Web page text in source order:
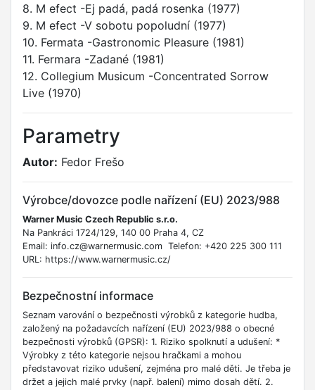
8. M efect -Ej padá, padá rosenka (1977)
9. M efect -V sobotu popoludní (1977)
10. Fermata -Gastronomic Pleasure (1981)
11. Fermara -Zadané (1981)
12. Collegium Musicum -Concentrated Sorrow
Live (1970)
Parametry
Autor: Fedor Frešo
Výrobce/dovozce podle nařízení (EU) 2023/988
Warner Music Czech Republic s.r.o.
Na Pankráci 1724/129, 140 00 Praha 4, CZ
Email: info.cz@warnermusic.com Telefon: +420 225 300 111
URL: https://www.warnermusic.cz/
Bezpečnostní informace
Seznam varování o bezpečnosti výrobků z kategorie hudba,
založený na požadavcích nařízení (EU) 2023/988 o obecné
bezpečnosti výrobků (GPSR): 1. Riziko spolknutí a udušení: *
Výrobky z této kategorie nejsou hračkami a mohou
představovat riziko udušení, zejména pro malé děti. Je třeba je
držet a jejich malé prvky (např. balení) mimo dosah dětí. 2.